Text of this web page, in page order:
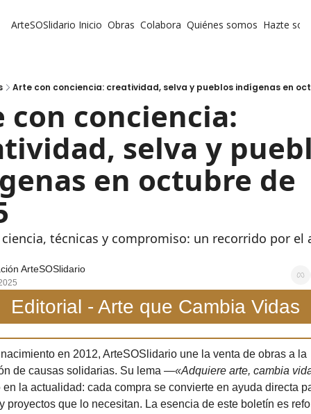
ArteSOSlidario Inicio Obras Colabora Quiénes somos Hazte
Arte con conciencia: creatividad, selva y pueblos indígenas en
con conciencia:
selva y
en octubre de
ciencia, técnicas y compromiso: un recorrido por el
ArteSOSlidario
Editorial - Arte que Cambia Vidas
en 2012, ArteSOSlidario une la venta de obras a la
de causas solidarias. Su lema —«Adquiere arte, cambia
en la actualidad: cada compra se convierte en ayuda directa
proyectos que lo necesitan. La esencia de este boletín es